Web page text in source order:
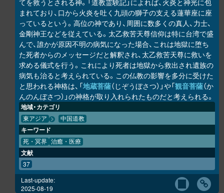
てを救うとされる神。「道教霊験記」によれば、火炎と神光に包
まれており、口から火炎を吐く九頭の獅子の支える蓮華座に座
っているという。高位の神であり、周囲に数多くの真人、力士、
金剛神王などを従えている。太乙救苦天尊信仰は特に台湾で盛
んで、誰かが原因不明の病気になった場合、これは地獄に堕ち
た死者からのメッセージだと解釈され、太乙救苦天尊に救いを
求める儀式を行う。これにより死者は地獄から救出され遺族の
病気も治ると考えられている。この仏教の影響を多分に受けた
と思われる神格は、「地蔵菩薩（じぞうぼさつ）」や「観音菩薩（か
んのんぼさつ）」の神格が取り入れられたものだと考えられる。
地域・カテゴリ
東アジア 中国道教
キーワード
死・冥界 治癒・医療
文献
37
Last-update:
2025-08-19